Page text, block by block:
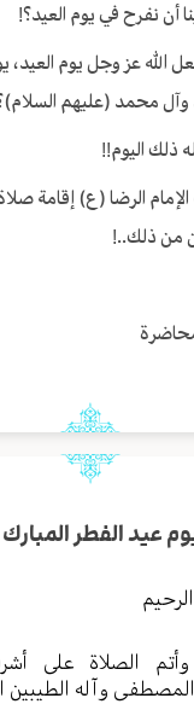
أن نفرح في يوم العيد؟!
الله عز وجل يوم
محمد (عليهم
ذلك اليوم!!
الرضا (ع) إقامة
من ذلك..!
الفطر المبارك
الصلاة على
وآله الطيبين